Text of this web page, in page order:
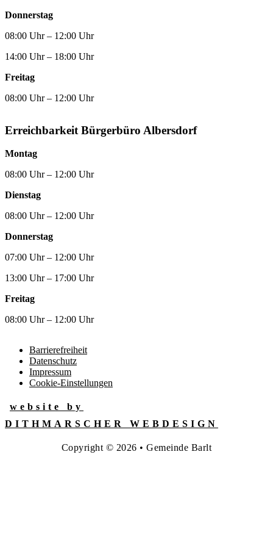
Donnerstag
08:00 Uhr – 12:00 Uhr
14:00 Uhr – 18:00 Uhr
Freitag
08:00 Uhr – 12:00 Uhr
Erreichbarkeit Bürgerbüro Albersdorf
Montag
08:00 Uhr – 12:00 Uhr
Dienstag
08:00 Uhr – 12:00 Uhr
Donnerstag
07:00 Uhr – 12:00 Uhr
13:00 Uhr – 17:00 Uhr
Freitag
08:00 Uhr – 12:00 Uhr
Barrierefreiheit
Datenschutz
Impressum
Cookie-Einstellungen
website by
DITHMARSCHER WEBDESIGN
Copyright © 2026 • Gemeinde Barlt